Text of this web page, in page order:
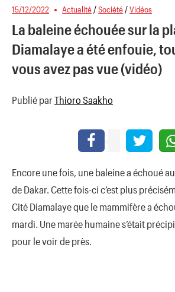
15/12/2022 Actualité /Société /Vidéos
La baleine échouée sur la
Diamalaye a été enfouie,
vous avez pas vue (vidéo)
Publié par Thioro Saakho
Encore une fois, une baleine a échoué
de Dakar. Cette fois-ci c’est plus
Cité Diamalaye que le mammifère a
mardi. Une marée humaine s’était
pour le voir de près.